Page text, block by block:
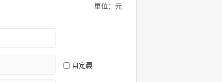
單位：元
自定義